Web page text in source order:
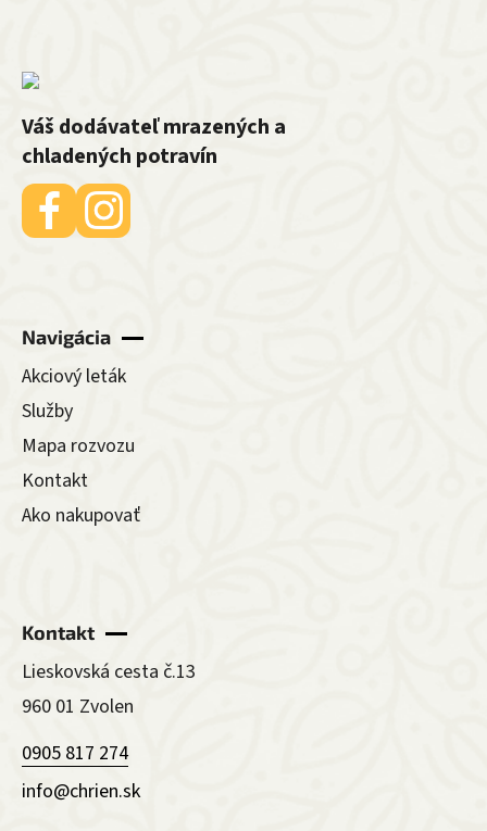
Váš dodávateľ mrazených a
chladených potravín
Navigácia
Akciový leták
Služby
Mapa rozvozu
Kontakt
Ako nakupovať
Kontakt
Lieskovská cesta č.13
960 01 Zvolen
0905 817 274
info@chrien.sk